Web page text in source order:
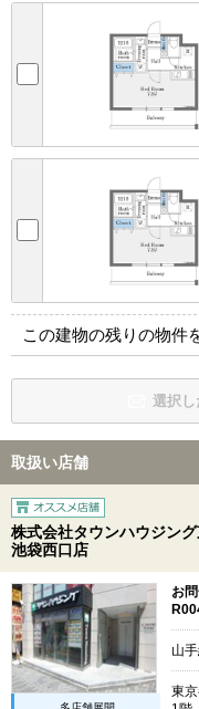
この建物の残りの物件
選択し
取扱い店舗
株式会社タウンハウジン
池袋西口店
お
山
東